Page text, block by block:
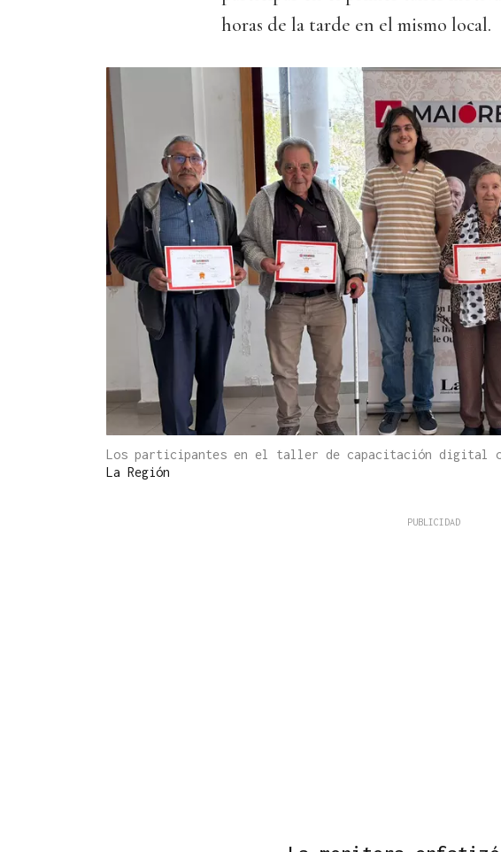
horas de la tarde en el mismo local.
Los participantes en el taller de capacitación digital
La Región